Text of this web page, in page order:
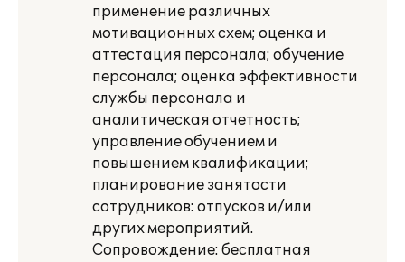
применение различных
мотивационных схем; оценка и
аттестация персонала; обучение
персонала; оценка эффективности
службы персонала и
аналитическая отчетность;
управление обучением и
повышением квалификации;
планирование занятости
сотрудников: отпусков и/или
других мероприятий.
Сопровождение: бесплатная